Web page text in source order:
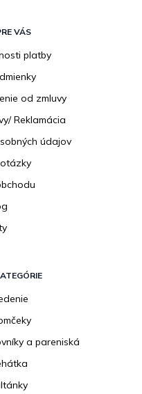
VÁS
platby
od zmluvy
Reklamácia
údajov
a pareniská